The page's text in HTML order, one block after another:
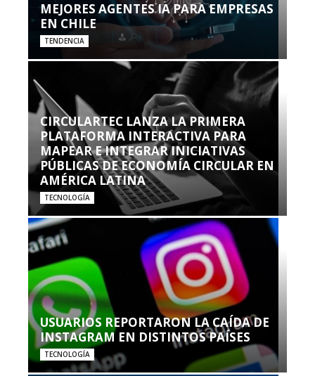
MEJORES AGENTES IA PARA EMPRESAS
EN CHILE
TENDENCIA
CIRCULARTEC LANZA LA PRIMERA
PLATAFORMA INTERACTIVA PARA
MAPEAR E INTEGRAR INICIATIVAS
PÚBLICAS DE ECONOMÍA CIRCULAR EN
AMÉRICA LATINA
TECNOLOGÍA
USUARIOS REPORTARON LA CAÍDA DE
INSTAGRAM EN DISTINTOS PAÍSES
TECNOLOGÍA